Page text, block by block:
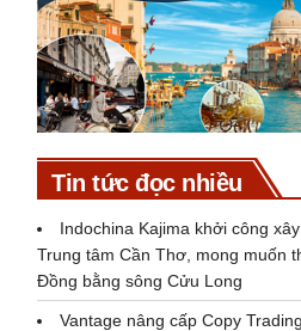
Tin tức đọc nhiều
Indochina Kajima khởi công
Trung tâm Cần Thơ, mong muốn
Đồng bằng sông Cửu Long
Vantage nâng cấp Copy